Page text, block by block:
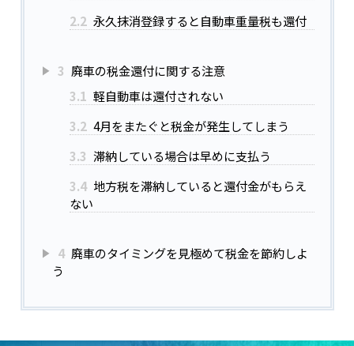
2.2 永久抹消登録すると自動車重量税も還付
3 廃車の税金還付に関する注意
3.1 軽自動車は還付されない
3.2 4月をまたぐと税金が発生してしまう
3.3 滞納している場合は早めに支払う
3.4 地方税を滞納していると還付金がもらえ
ない
4 廃車のタイミングを見極めて税金を節約しよ
う